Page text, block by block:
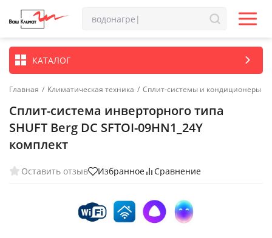
КАТАЛОГ
Главная / Климатическая техника / Сплит-системы и кондиционеры
Сплит-система инверторного типа
SHUFT Berg DC SFTOI-09HN1_24Y
комплект
Оставить отзыв Избранное Сравнение